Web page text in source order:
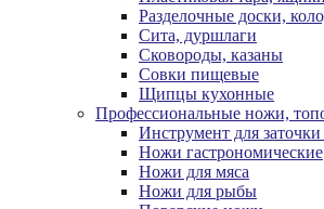
Разделочные доски,
Сита, дуршлаги
Сковороды, казаны
Совки пищевые
Щипцы кухонные
Профессиональные ножи,
Инструмент для
Ножи гастрономические
Ножи для мяса
Ножи для рыбы